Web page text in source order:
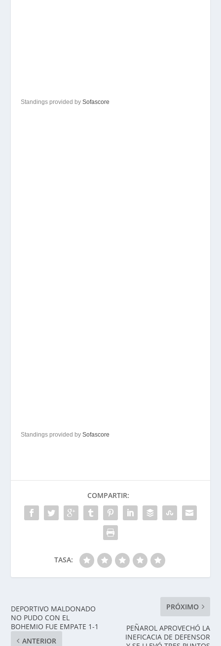
Standings provided bySofascore
Standings provided bySofascore
COMPARTIR:
TASA:
DEPORTIVO MALDONADO
NO PUDO CON EL
BOHEMIO FUE EMPATE 1-1
ANTERIOR
PRÓXIMO
PEÑAROL APROVECHÓ LA
INEFICACIA DE DEFENSOR